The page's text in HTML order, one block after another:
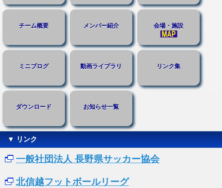
チーム概要 メンバー紹介 会場・施設
ミニブログ 動画ライブラリ リンク集
ダウンロード お知らせ一覧
▼ リンク
一般社団法人 長野県サッカー協会
北信越フットボールリーグ